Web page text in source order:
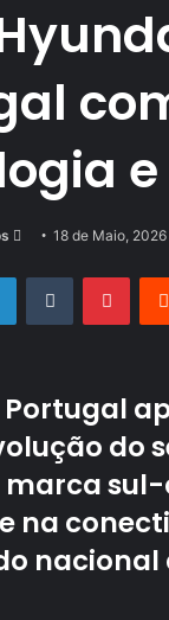
e
Send
email
18 de Maio, 2026
LinkedInTumblr
Portugal
na
nacional